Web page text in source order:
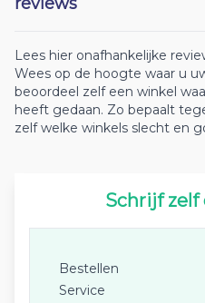
Lees hier onafhankelijke
Wees op de hoogte waar u
beoordeel zelf een winkel
heeft gedaan. Zo bepaalt
zelf welke winkels slecht en
Schrijf zelf
Bestellen
Service